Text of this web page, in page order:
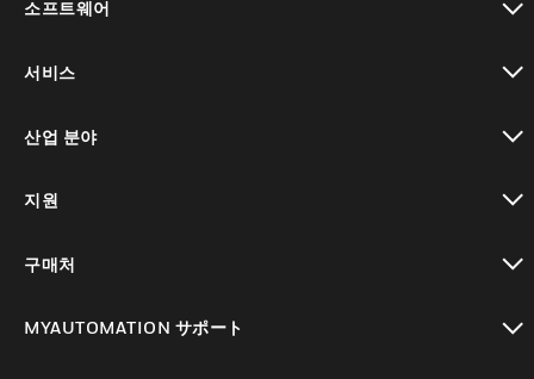
소프트웨어
서비스
산업 분야
지원
구매처
MYAUTOMATION サポート